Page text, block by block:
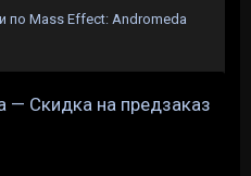
по Mass Effect: Andromeda
— Скидка на предзаказ